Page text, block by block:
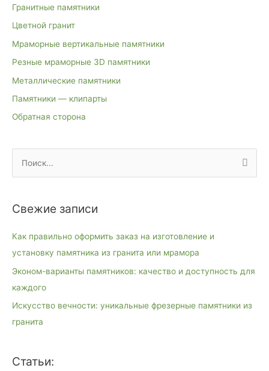
Гранитные памятники
Цветной гранит
Мраморные вертикальные памятники
Резные мраморные 3D памятники
Металлические памятники
Памятники — клипарты
Обратная сторона
с
Свежие записи
Как правильно оформить заказ на изготовление и
установку памятника из гранита или мрамора
Эконом-варианты памятников: качество и доступность для
каждого
Искусство вечности: уникальные фрезерные памятники из
гранита
Статьи: